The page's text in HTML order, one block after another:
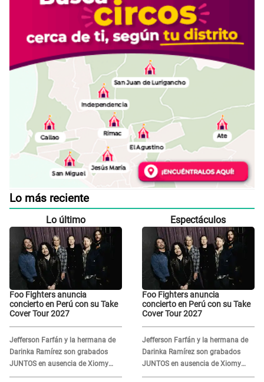
Lo más reciente
Lo último
Foo Fighters anuncia
concierto en Perú con su Take
Cover Tour 2027
Jefferson Farfán y la hermana de
Darinka Ramírez son grabados
JUNTOS en ausencia de Xiomy
Kanashiro: "Siempre va
Espectáculos
Foo Fighters anuncia
concierto en Perú con su Take
Cover Tour 2027
Jefferson Farfán y la hermana de
Darinka Ramírez son grabados
JUNTOS en ausencia de Xiomy
Kanashiro: "Siempre va